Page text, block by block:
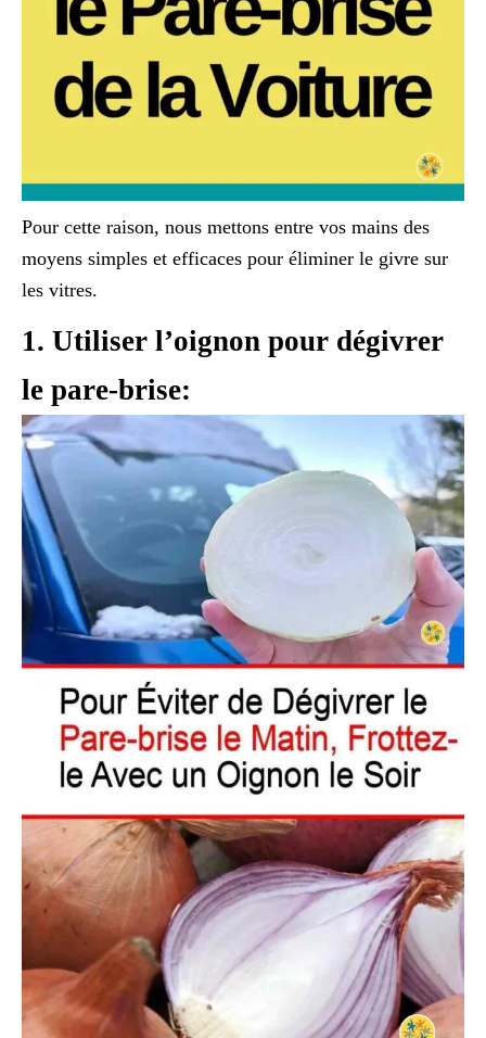
Pour cette raison, nous mettons entre vos mains des
moyens simples et efficaces pour éliminer le givre sur
les vitres.
1. Utiliser l’oignon pour dégivrer
le pare-brise: